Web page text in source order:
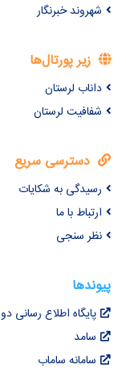
شهروند خبرنگار
زیر پورتال‌ها
داناب لرستان
شفافیت لرستان
دسترسی سریع
رسیدگی به شکایات
ارتباط با ما
نظر سنجی
پیوندها
پایگاه اطلاع رسانی
سامد
سامانه ساماب